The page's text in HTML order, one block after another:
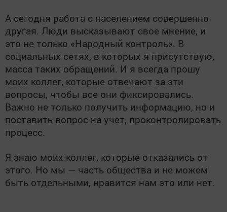
А сегодня работа с населением совершенно
другая. Люди высказывают свое мнение, и
это не только «Народный контроль». В
социальных сетях, в которых я присутствую,
масса таких обращений. И я всегда прошу
моих коллег, которые отвечают за эти
вопросы, чтобы все они фиксировались.
Важно не только получить информацию, но и
поставить вопрос на учет, проконтролировать
процесс.
Я знаю моих коллег, которые отказались от
этого. Но мы — часть общества и не можем
быть отдельными, нравится нам это или нет.